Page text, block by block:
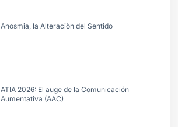
Anosmia, la Alteraciòn del Sentido
ATIA 2026: El auge de la Comunicación
Aumentativa (AAC)